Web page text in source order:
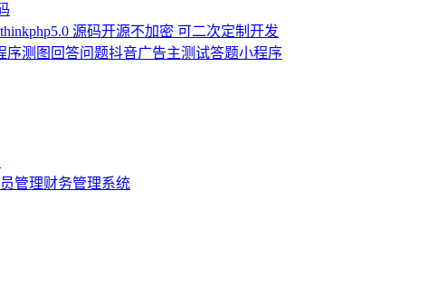
源码开源不加密 可二次定制开发
测图回答问题抖音广告主测试答题小程序
管理财务管理系统